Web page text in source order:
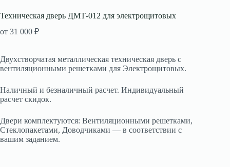
Техническая дверь ДМТ-012 для электрощитовых
от 31 000 ₽
Двухстворчатая металлическая техническая дверь с
вентиляционными решетками для Электрощитовых.
Наличный и безналичный расчет. Индивидуальный
расчет скидок.
Двери комплектуются: Вентиляционными решетками,
Стеклопакетами, Доводчиками — в соответствии с
вашим заданием.